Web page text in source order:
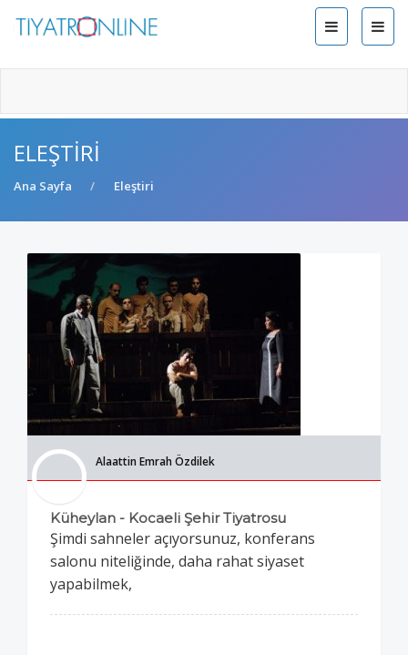
ELEŞTIRI
Ana Sayfa Eleştiri
Alaattin Emrah Özdilek
Küheylan - Kocaeli Şehir Tiyatrosu
Şimdi sahneler açıyorsunuz, konferans
salonu niteliğinde, daha rahat siyaset
yapabilmek,